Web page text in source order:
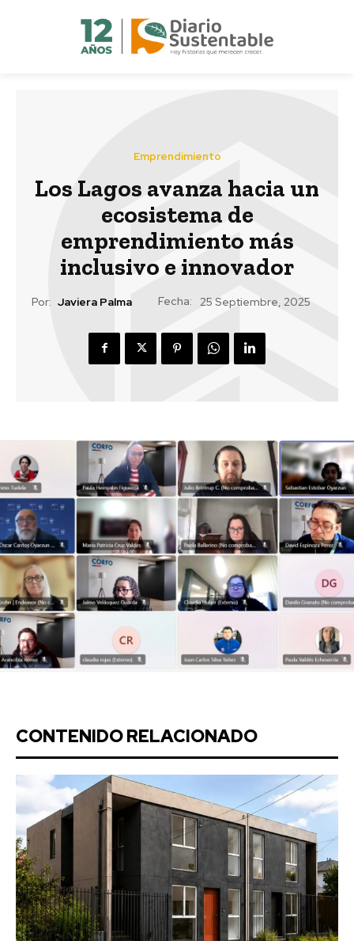
Emprendimiento
Los Lagos avanza hacia un
ecosistema de
emprendimiento más
inclusivo e innovador
Por: Javiera Palma Fecha: 25 Septiembre, 2025
CONTENIDO RELACIONADO